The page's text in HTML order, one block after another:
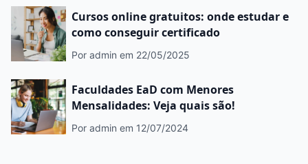
Cursos online gratuitos: onde estudar e
como conseguir certificado
Por admin em 22/05/2025
Faculdades EaD com Menores
Mensalidades: Veja quais são!
Por admin em 12/07/2024